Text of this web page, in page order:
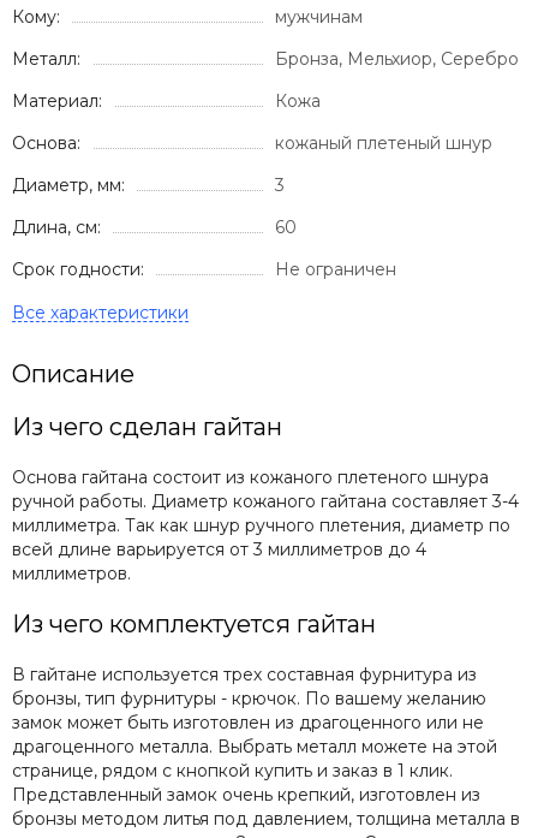
Кому:
мужчинам
Металл:
Бронза, Мельхиор, Серебро
Материал:
Кожа
Основа:
кожаный плетеный шнур
Диаметр, мм:
3
Длина, см:
60
Срок годности:
Не ограничен
Описание
Из чего сделан гайтан
Основа гайтана состоит из кожаного плетеного шнура
ручной работы. Диаметр кожаного гайтана составляет 3-4
миллиметра. Так как шнур ручного плетения, диаметр по
всей длине варьируется от 3 миллиметров до 4
миллиметров.
Из чего комплектуется гайтан
В гайтане используется трех составная фурнитура из
бронзы, тип фурнитуры - крючок. По вашему желанию
замок может быть изготовлен из драгоценного или не
драгоценного металла. Выбрать металл можете на этой
странице, рядом с кнопкой купить и заказ в 1 клик.
Представленный замок очень крепкий, изготовлен из
бронзы методом литья под давлением, толщина металла в